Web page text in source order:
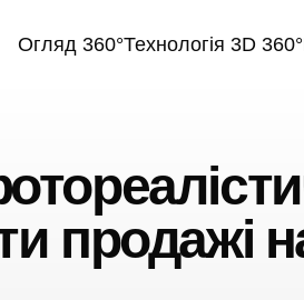
Огляд 360°Технологія 3D 360°
продажі